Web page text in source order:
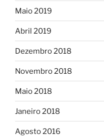
Maio 2019
Abril 2019
Dezembro 2018
Novembro 2018
Maio 2018
Janeiro 2018
Agosto 2016